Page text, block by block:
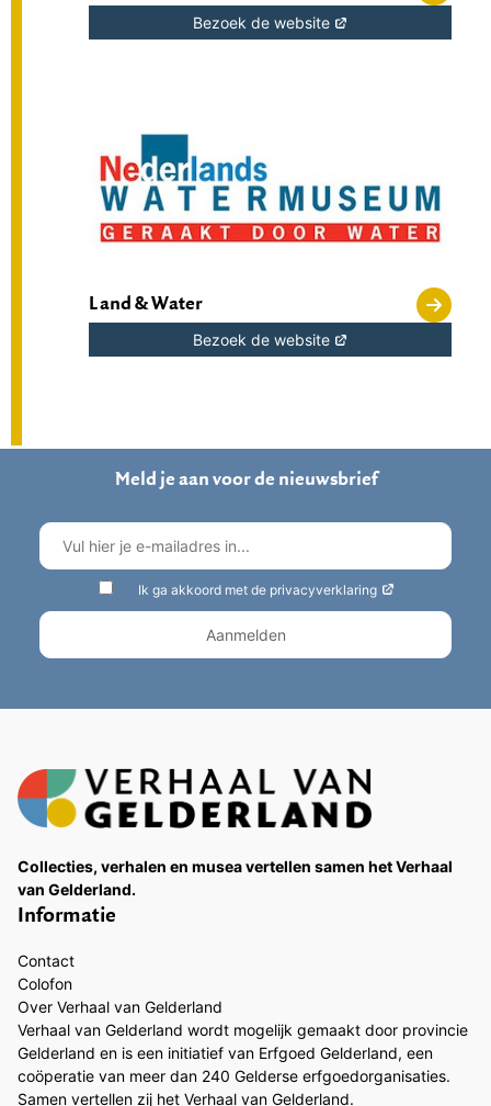
Bezoek de website
Land & Water
Bezoek de website
Meld je aan voor de nieuwsbrief
Ik ga akkoord met de privacyverklaring
Collecties, verhalen en musea vertellen samen het Verhaal
van Gelderland.
Informatie
Contact
Colofon
Over Verhaal van Gelderland
Verhaal van Gelderland wordt mogelijk gemaakt door provincie
Gelderland en is een initiatief van Erfgoed Gelderland, een
coöperatie van meer dan 240 Gelderse erfgoedorganisaties.
Samen vertellen zij het Verhaal van Gelderland.